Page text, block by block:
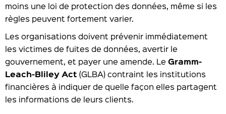
moins une loi de protection des données, même si les
règles peuvent fortement varier.
Les organisations doivent prévenir immédiatement
les victimes de fuites de données, avertir le
gouvernement, et payer une amende. Le Gramm-
Leach-Bliley Act (GLBA) contraint les institutions
financières à indiquer de quelle façon elles partagent
les informations de leurs clients.